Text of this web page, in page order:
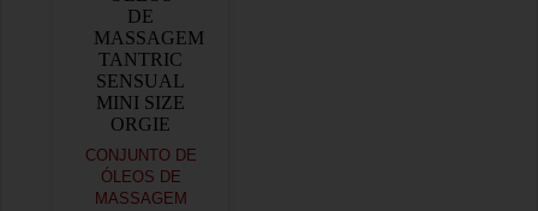
CONJUNTO DE
ÓLEOS DE
MASSAGEM